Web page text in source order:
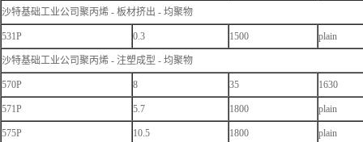
沙特基础工业公司聚丙烯 - 板材挤出 - 均聚物
531P 0.3 1500 plain
沙特基础工业公司聚丙烯 - 注塑成型 - 均聚物
570P 8 35 1630
571P 5.7 1800 plain
575P 10.5 1800 plain